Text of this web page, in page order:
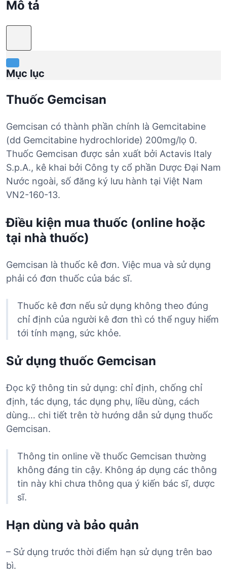
Mô tả
Mục lục
Thuốc Gemcisan
Gemcisan có thành phần chính là Gemcitabine
(dd Gemcitabine hydrochloride) 200mg/lọ 0.
Thuốc Gemcisan được sản xuất bởi Actavis Italy
S.p.A., kê khai bởi Công ty cổ phần Dược Đại Nam
Nước ngoài, số đăng ký lưu hành tại Việt Nam
VN2-160-13.
Điều kiện mua thuốc (online hoặc
tại nhà thuốc)
Gemcisan là thuốc kê đơn. Việc mua và sử dụng
phải có đơn thuốc của bác sĩ.
Thuốc kê đơn nếu sử dụng không theo đúng
chỉ định của người kê đơn thì có thể nguy hiểm
tới tính mạng, sức khỏe.
Sử dụng thuốc Gemcisan
Đọc kỹ thông tin sử dụng: chỉ định, chống chỉ
định, tác dụng, tác dụng phụ, liều dùng, cách
dùng… chi tiết trên tờ hướng dẫn sử dụng thuốc
Gemcisan.
Thông tin online về thuốc Gemcisan thường
không đáng tin cậy. Không áp dụng các thông
tin này khi chưa thông qua ý kiến bác sĩ, dược
sĩ.
Hạn dùng và bảo quản
– Sử dụng trước thời điểm hạn sử dụng trên bao
bì.